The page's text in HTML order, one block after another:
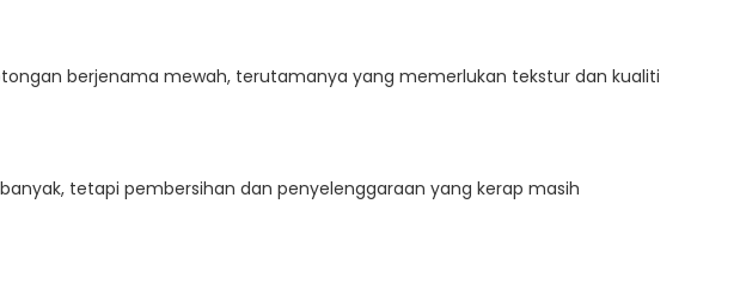
berjenama mewah, terutamanya yang memerlukan tekstur dan kualiti
tetapi pembersihan dan penyelenggaraan yang kerap masih